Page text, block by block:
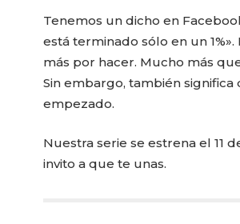
Tenemos un dicho en
está terminado sólo en un 1%».
más por hacer. Mucho más
Sin embargo, también significa
empezado.
Nuestra serie se estrena el 11
invito a que te unas.